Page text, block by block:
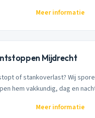
Meer informatie
Mijdrecht
of stankoverlast? Wij
hem vakkundig, dag en
Meer informatie